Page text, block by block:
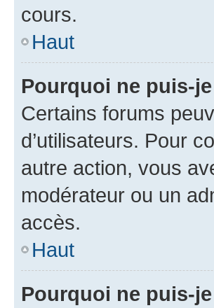
cours.
Haut
Pourquoi ne puis-
Certains forums
d’utilisateurs. Pour
autre action, vous
modérateur ou un
accès.
Haut
Pourquoi ne puis-